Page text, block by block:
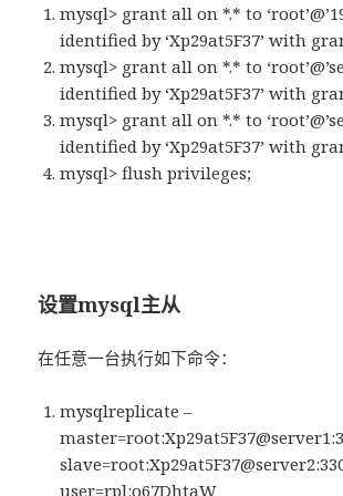
mysql> grant all on *.* to
identified by ‘Xp29at5F37’ with
mysql> grant all on *.* to
identified by ‘Xp29at5F37’ with
mysql> grant all on *.* to
identified by ‘Xp29at5F37’ with
mysql> flush privileges;
设置mysql主从
在任意一台执行如下命令：
mysqlreplicate –
user=rpl:o67DhtaW